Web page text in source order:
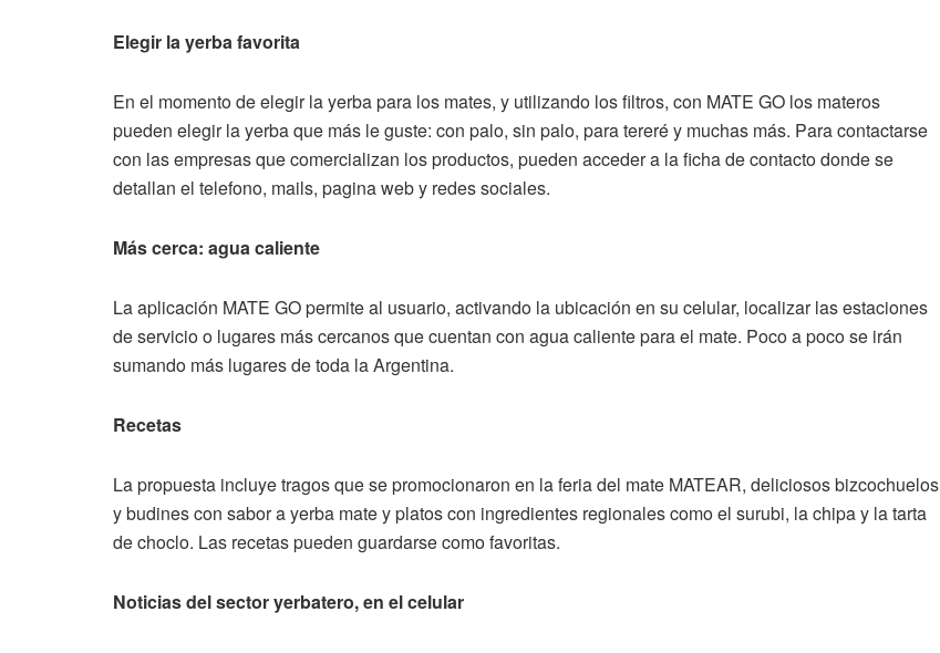
Elegir la yerba favorita
En el momento de elegir la yerba para los mates, y utilizando los filtros, con MATE GO los materos
pueden elegir la yerba que más le guste: con palo, sin palo, para tereré y muchas más. Para contactarse
con las empresas que comercializan los productos, pueden acceder a la ficha de contacto donde se
detallan el telefono, mails, pagina web y redes sociales.
Más cerca: agua caliente
La aplicación MATE GO permite al usuario, activando la ubicación en su celular, localizar las estaciones
de servicio o lugares más cercanos que cuentan con agua caliente para el mate. Poco a poco se irán
sumando más lugares de toda la Argentina.
Recetas
La propuesta incluye tragos que se promocionaron en la feria del mate MATEAR, deliciosos bizcochuelos
y budines con sabor a yerba mate y platos con ingredientes regionales como el surubi, la chipa y la tarta
de choclo. Las recetas pueden guardarse como favoritas.
Noticias del sector yerbatero, en el celular